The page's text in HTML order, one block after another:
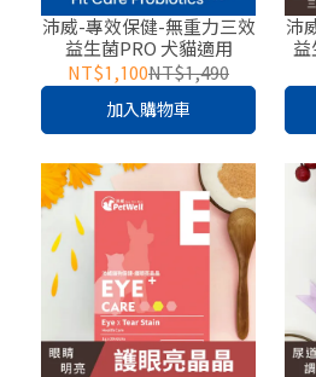
沛威-專效保健-無重力三效
益生菌PRO 犬貓適用
NT$1,100NT$1,490
加入購物車
沛
益